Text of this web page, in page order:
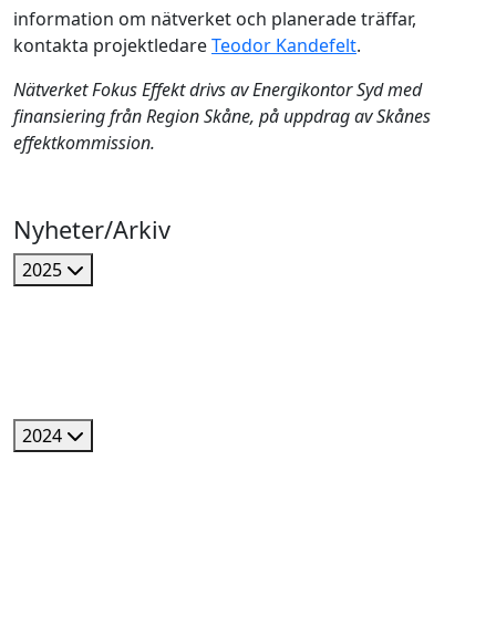
information om nätverket och planerade träffar,
kontakta projektledareTeodor Kandefelt.
Nätverket Fokus Effekt drivs av Energikontor Syd med
finansiering från Region Skåne, på uppdrag av Skånes
effektkommission.
Nyheter/Arkiv
2025
2024